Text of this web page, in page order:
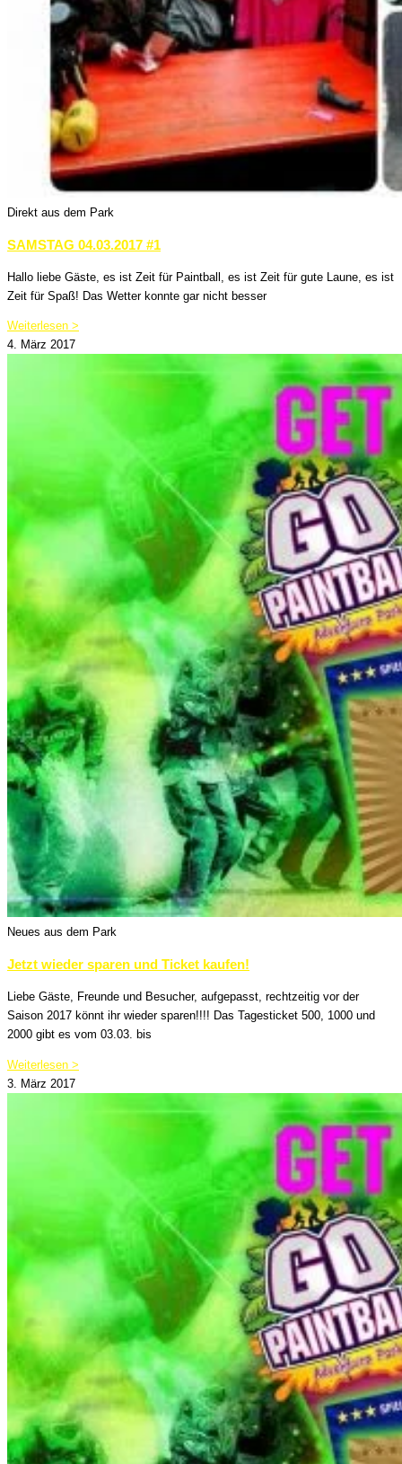
Direkt aus dem Park
SAMSTAG 04.03.2017 #1
Hallo liebe Gäste, es ist Zeit für Paintball, es ist Zeit für gute Laune, es ist
Zeit für Spaß! Das Wetter konnte gar nicht besser
Weiterlesen >
4. März 2017
Neues aus dem Park
Jetzt wieder sparen und Ticket kaufen!
Liebe Gäste, Freunde und Besucher, aufgepasst, rechtzeitig vor der
Saison 2017 könnt ihr wieder sparen!!!! Das Tagesticket 500, 1000 und
2000 gibt es vom 03.03. bis
Weiterlesen >
3. März 2017